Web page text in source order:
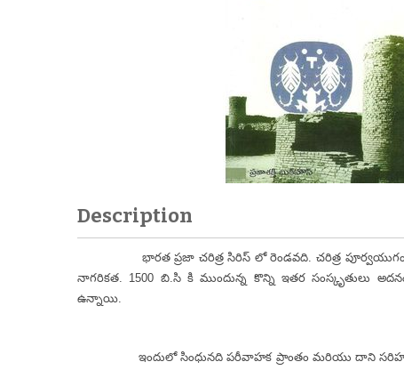
Description
భారత ప్రజా చరిత్ర సిరిస్ లో రెండవది. చరిత్ర పూర్వయుగం
నాగరికత. 1500 బి.సి కి ముందున్న కొన్ని ఇతర సంస్కృతులు
ఉన్నాయి.
ఇందులో సింధునది పరీవాహక ప్రాంతం మరియు దాని సరిహద్దు